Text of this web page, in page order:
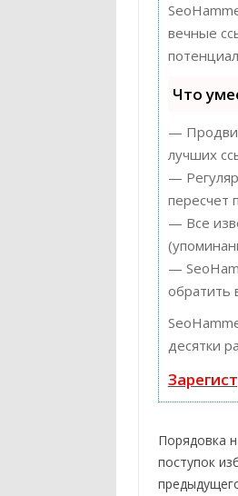
вечные
Что
—
лучших
—
пересчет
— Все
—
обратить
десятки
Порядовка
поступок